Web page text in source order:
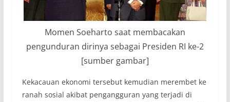
Momen Soeharto saat membacakan
pengunduran dirinya sebagai Presiden RI ke-2
[sumber gambar]
Kekacauan ekonomi tersebut kemudian merembet ke
ranah sosial akibat pengangguran yang terjadi di